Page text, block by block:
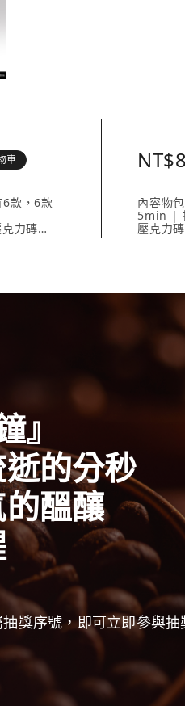
車
款，6款
力磚
年!!手機
內容物包
5min |
壓克力
』
的分秒
醞釀
獎序號，即可立即參與抽